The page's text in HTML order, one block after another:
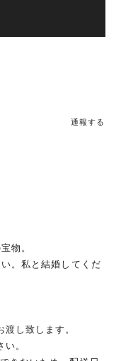
通報する
物。
。私と結婚してくだ
し致します。
。